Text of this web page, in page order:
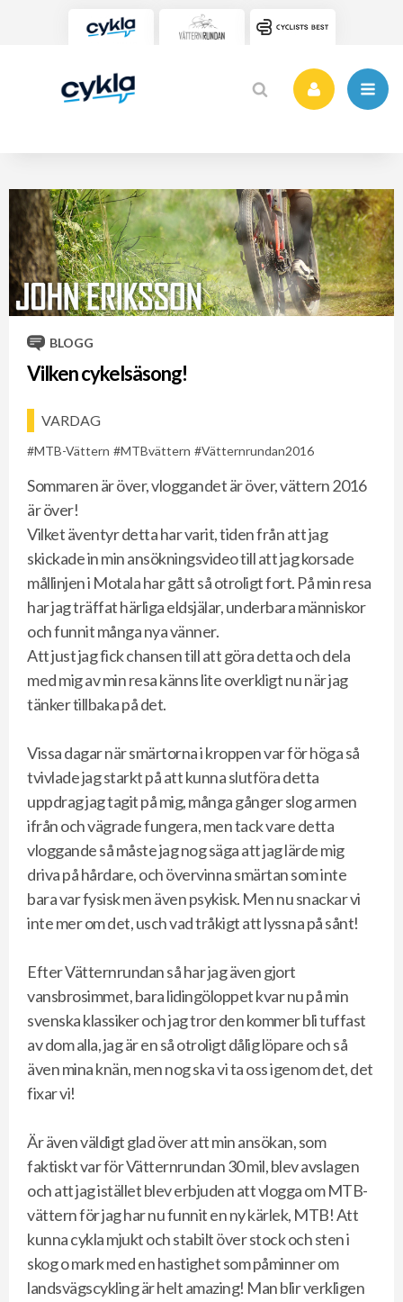
BLOGG
Vilken cykelsäsong!
VARDAG
MTB-Vättern MTBvättern Vätternrundan2016
Sommaren är över, vloggandet är över, vättern 2016
är över!
Vilket äventyr detta har varit, tiden från att jag
skickade in min ansökningsvideo till att jag korsade
mållinjen i Motala har gått så otroligt fort. På min resa
har jag träffat härliga eldsjälar, underbara människor
och funnit många nya vänner.
Att just jag fick chansen till att göra detta och dela
med mig av min resa känns lite overkligt nu när jag
tänker tillbaka på det.
Vissa dagar när smärtorna i kroppen var för höga så
tvivlade jag starkt på att kunna slutföra detta
uppdrag jag tagit på mig, många gånger slog armen
ifrån och vägrade fungera, men tack vare detta
vloggande så måste jag nog säga att jag lärde mig
driva på hårdare, och övervinna smärtan som inte
bara var fysisk men även psykisk. Men nu snackar vi
inte mer om det, usch vad tråkigt att lyssna på sånt!
Efter Vätternrundan så har jag även gjort
vansbrosimmet, bara lidingöloppet kvar nu på min
svenska klassiker och jag tror den kommer bli tuffast
av dom alla, jag är en så otroligt dålig löpare och så
även mina knän, men nog ska vi ta oss igenom det, det
fixar vi!
Är även väldigt glad över att min ansökan, som
faktiskt var för Vätternrundan 30 mil, blev avslagen
och att jag istället blev erbjuden att vlogga om MTB-
vättern för jag har nu funnit en ny kärlek, MTB! Att
kunna cykla mjukt och stabilt över stock och sten i
skog o mark med en hastighet som påminner om
landsvägscykling är helt amazing! Man blir verkligen